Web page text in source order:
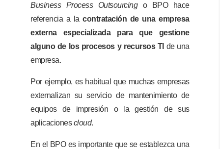
Business Process Outsourcingo BPO hace
referencia a lacontratación de una empresa
externa especializada para que gestione
alguno de los procesos y recursos TI de una
empresa.
Por ejemplo, es habitual que muchas empresas
externalizan su servicio de mantenimiento de
equipos de impresión o la gestión de sus
aplicacionescloud.
En el BPO es importante que se establezca una